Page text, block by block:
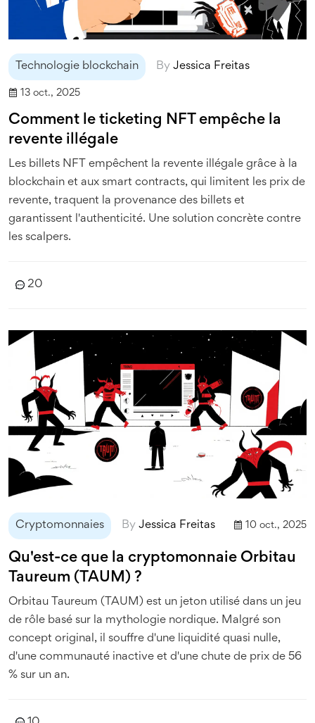
Technologie blockchain By Jessica Freitas
13 oct., 2025
Comment le ticketing NFT empêche la
revente illégale
Les billets NFT empêchent la revente illégale grâce à la
blockchain et aux smart contracts, qui limitent les prix de
revente, traquent la provenance des billets et
garantissent l'authenticité. Une solution concrète contre
les scalpers.
20
Cryptomonnaies By Jessica Freitas 10 oct., 2025
Qu'est-ce que la cryptomonnaie Orbitau
Taureum (TAUM) ?
Orbitau Taureum (TAUM) est un jeton utilisé dans un jeu
de rôle basé sur la mythologie nordique. Malgré son
concept original, il souffre d'une liquidité quasi nulle,
d'une communauté inactive et d'une chute de prix de 56
% sur un an.